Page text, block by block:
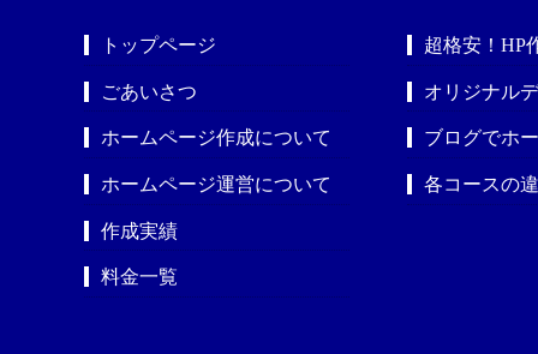
トップページ
ごあいさつ
ホームページ作成について
ホームページ運営について
作成実績
料金一覧
超格安！HP
オリジナル
ブログでホ
各コースの